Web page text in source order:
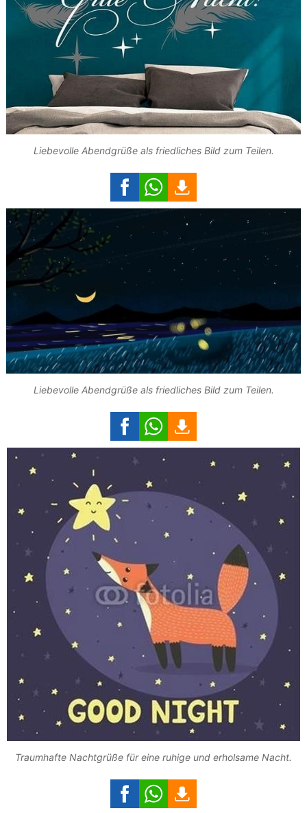
Liebevolle Abendgrüße als friedliches Bild zum Teilen.
Liebevolle Abendgrüße als friedliches Bild zum Teilen.
Traumhafte Nachtgrüße für eine ruhige und erholsame Nacht.